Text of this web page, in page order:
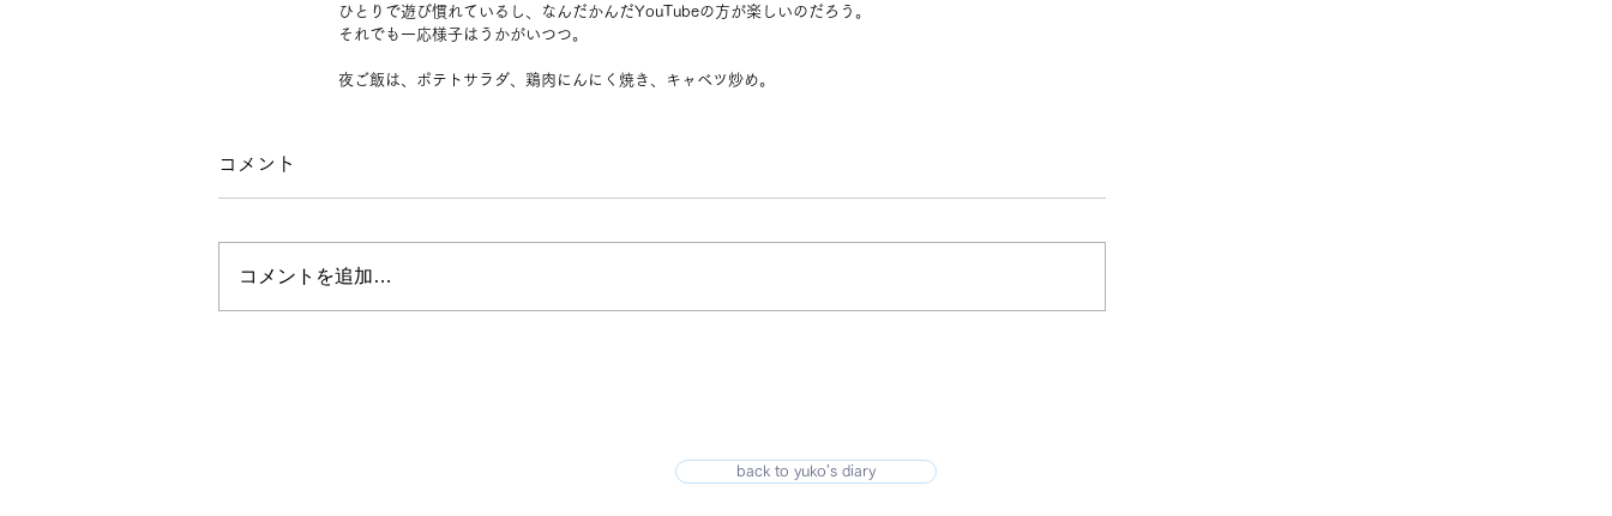
ひとりで遊び慣れているし、なんだかんだYouTubeの方が楽しいのだろう。
それでも一応様子はうかがいつつ。
夜ご飯は、ポテトサラダ、鶏肉にんにく焼き、キャベツ炒め。
コメント
コメントを追加…
back to yuko's diary